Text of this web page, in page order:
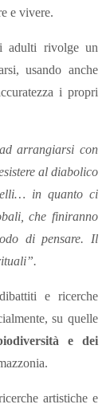
e vivere.
adulti rivolge un
usando anche
i propri
arrangiarsi con
al diabolico
in quanto ci
che finiranno
di pensare. Il
e ricerche
su quelle
e dei
artistiche e